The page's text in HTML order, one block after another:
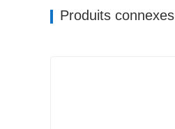
Produits connexes